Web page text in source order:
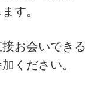
す。
お会いできる
ください。